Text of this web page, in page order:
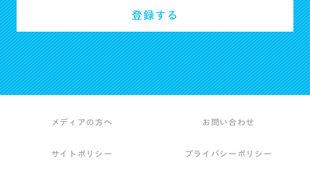
メディアの方へ お問い合わせ
サイトポリシー プライバシーポリシー